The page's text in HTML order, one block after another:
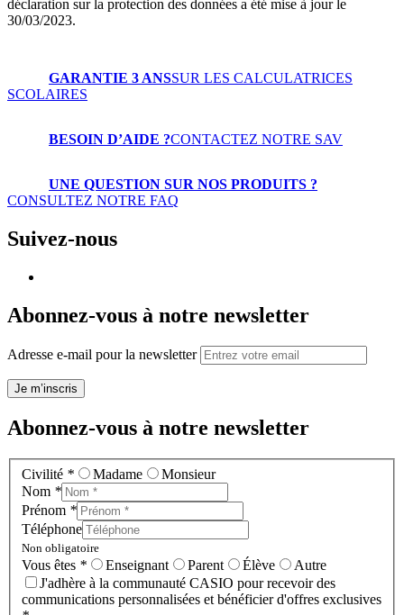
déclaration sur la protection des données a été mise à jour le
30/03/2023.
GARANTIE 3 ANSSUR LES CALCULATRICES
SCOLAIRES
BESOIN D’AIDE ?CONTACTEZ NOTRE SAV
UNE QUESTION SUR NOS PRODUITS ?
CONSULTEZ NOTRE FAQ
Suivez-nous
Abonnez-vous à notre newsletter
Adresse e-mail pour la newsletter
Je m’inscris
Abonnez-vous à notre newsletter
Civilité * Madame
Monsieur
Nom *
Prénom *
Téléphone
Non obligatoire
Vous êtes * Enseignant Parent Élève
Autre
J'adhère à la communauté CASIO pour recevoir des
communications personnalisées et bénéficier d'offres exclusives